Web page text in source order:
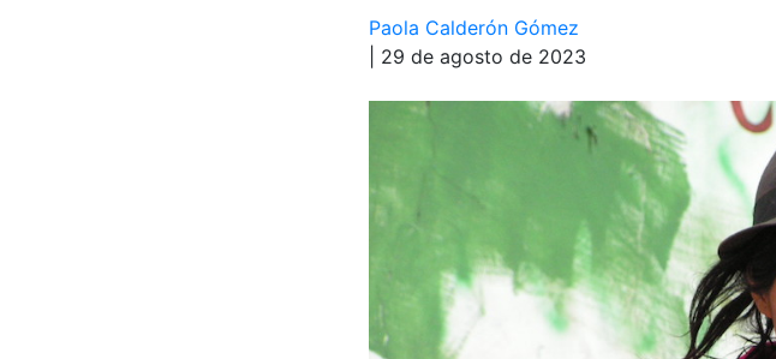
Paola Calderón Gómez
| 29 de agosto de 2023